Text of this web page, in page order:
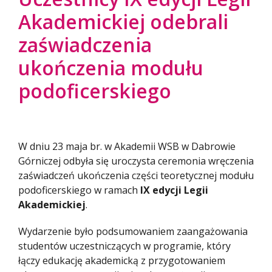
Akademickiej odebrali
zaświadczenia
ukończenia modułu
podoficerskiego
W dniu 23 maja br. w Akademii WSB w Dabrowie
Górniczej odbyła się uroczysta ceremonia wręczenia
zaświadczeń ukończenia części teoretycznej modułu
podoficerskiego w ramach IX edycji Legii
Akademickiej.
Wydarzenie było podsumowaniem zaangażowania
studentów uczestniczących w programie, który
łączy edukację akademicką z przygotowaniem